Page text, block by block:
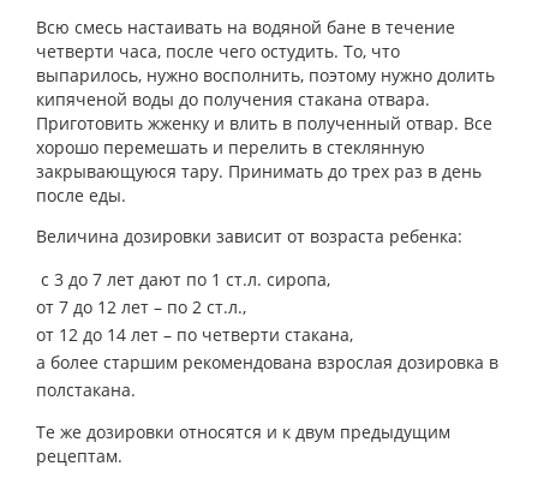
Всю смесь настаивать на водяной бане в течение
четверти часа, после чего остудить. То, что
выпарилось, нужно восполнить, поэтому нужно долить
кипяченой воды до получения стакана отвара.
Приготовить жженку и влить в полученный отвар. Все
хорошо перемешать и перелить в стеклянную
закрывающуюся тару. Принимать до трех раз в день
после еды.
Величина дозировки зависит от возраста ребенка:
с 3 до 7 лет дают по 1 ст.л. сиропа,
от 7 до 12 лет – по 2 ст.л.,
от 12 до 14 лет – по четверти стакана,
а более старшим рекомендована взрослая дозировка в
полстакана.
Те же дозировки относятся и к двум предыдущим
рецептам.